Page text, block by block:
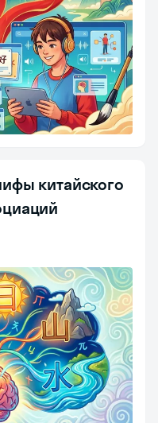
китайского